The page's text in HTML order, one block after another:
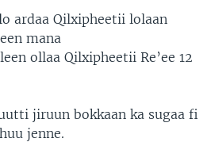
ardaa Qilxipheetii lolaan
mana
ollaa Qilxipheetii Re’ee 12
jiruun bokkaan ka sugaa fi
jenne.